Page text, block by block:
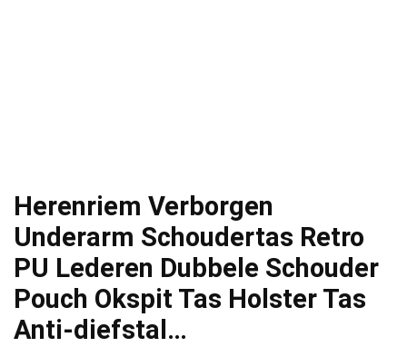
Herenriem Verborgen
Underarm Schoudertas Retro
PU Lederen Dubbele Schouder
Pouch Okspit Tas Holster Tas
Anti-diefstal…